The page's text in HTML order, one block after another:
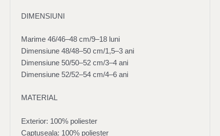
DIMENSIUNI
Marime 46/46–48 cm/9–18 luni
Dimensiune 48/48–50 cm/1,5–3 ani
Dimensiune 50/50–52 cm/3–4 ani
Dimensiune 52/52–54 cm/4–6 ani
MATERIAL
Exterior: 100% poliester
Captuseala: 100% poliester